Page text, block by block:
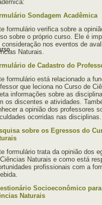
Sondagem Acadêmica
formulário verifica sobre a
sobre o próprio curso. Ele é
consideração nos eventos de
Naturais.
de Cadastro do
formulário está relacionado a
que leciona no Curso de
informações sobre as
os discentes e atividades.
a opinião dos professores
ocorridas nas disciplinas.
sobre os Egressos do
formulário trata da opinião dos
Naturais e como está
profissionais com a
Socioeconômico
Naturais